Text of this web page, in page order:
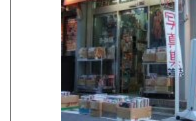
1,150円 福岡県
1,410円 長崎県
1,410円 大分県
1,410円 鹿児島